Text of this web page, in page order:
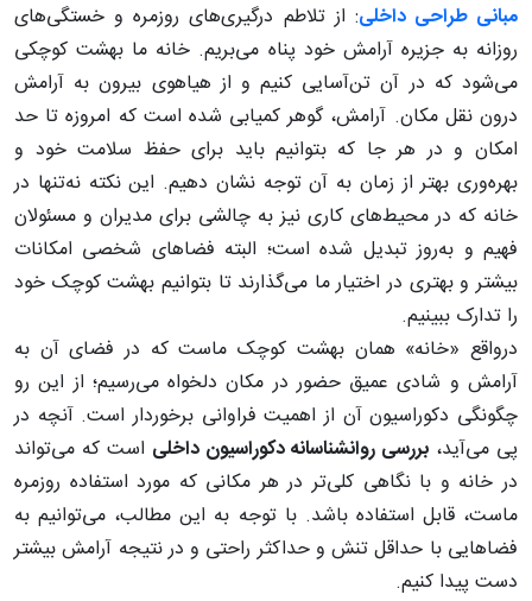
مبانی طراحی داخلی: از تلاطم درگیری‌های روزمره و خستگی‌های
روزانه به جزیره آرامش خود پناه می‌بریم. خانه ما بهشت کوچکی
می‌شود که در آن تن‌آسایی کنیم و از هیاهوی بیرون به آرامش
درون نقل مکان. آرامش، گوهر کمیابی شده است که امروزه تا حد
امکان و در هر جا که بتوانیم باید برای حفظ سلامت خود و
بهره‌وری بهتر از زمان به آن توجه نشان دهیم. این نکته نه‌تنها در
خانه که در محیط‌های کاری نیز به چالشی برای مدیران و مسئولان
فهیم و به‌روز تبدیل شده است؛ البته فضاهای شخصی امکانات
بیشتر و بهتری در اختیار ما می‌گذارند تا بتوانیم بهشت کوچک خود
را تدارک ببینیم.
درواقع «خانه» همان بهشت کوچک ماست که در فضای آن به
آرامش و شادی عمیق حضور در مکان دلخواه می‌رسیم؛ از این رو
چگونگی دکوراسیون آن از اهمیت فراوانی برخوردار است. آنچه در
پی می‌آید، بررسی روانشناسانه دکوراسیون داخلی است که می‌تواند
در خانه و با نگاهی کلی‌تر در هر مکانی که مورد استفاده روزمره
ماست، قابل استفاده باشد. با توجه به این مطالب، می‌توانیم به
فضاهایی با حداقل تنش و حداکثر راحتی و در نتیجه آرامش بیشتر
دست پیدا کنیم.